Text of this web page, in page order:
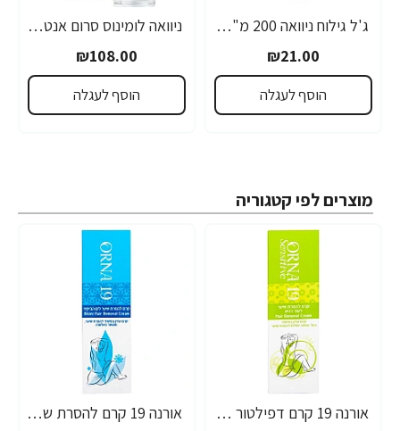
ג'ל גילוח ניוואה 200 מ"ל- מבית NIVEA
₪21.00
הוסף לעגלה
ניוואה לומינוס סרום אנטי אייג'ינג לטיפול בכתמים כהים 30 מ"ל - מבית NIVEA
₪108.00
הוסף לעגלה
מוצרים לפי קטגוריה
אורנה 19 קרם דפילטור לעור רגיש 80 גרם
אורנה 19 קרם להסרת שיער לקו הביקיני 90 מ"ל